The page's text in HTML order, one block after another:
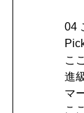
04
こ
進
マ
こ